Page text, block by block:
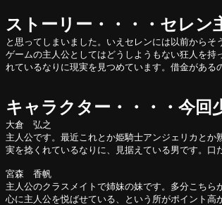
ストーリー・・・・セレン
と思ってしまいました。いえセレンには以前から
ゲームの主人公としてはどうしようもない狂人を
れているなりに現実を見つめています。借金がある
キャラクター・・・・今回
大倉 弘之
主人公です。最近これとか姫騎士アンジェリカと
実を捻くれているなりに、見据えている男です。口
宮森 香帆
主人公のクラスメイトで姉妹の妹です。多分こち
心に主人公を悦ばせている、という所がポイント高